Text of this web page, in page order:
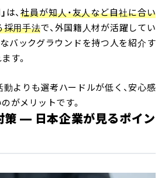
は、社員が知人・友人など自社に合い
採用手法で、外国籍人材が活躍してい
バックグラウンドを持つ人を紹介す
す。
よりも選考ハードルが低く、安心感
がメリットです。
策 ― 日本企業が見るポイン